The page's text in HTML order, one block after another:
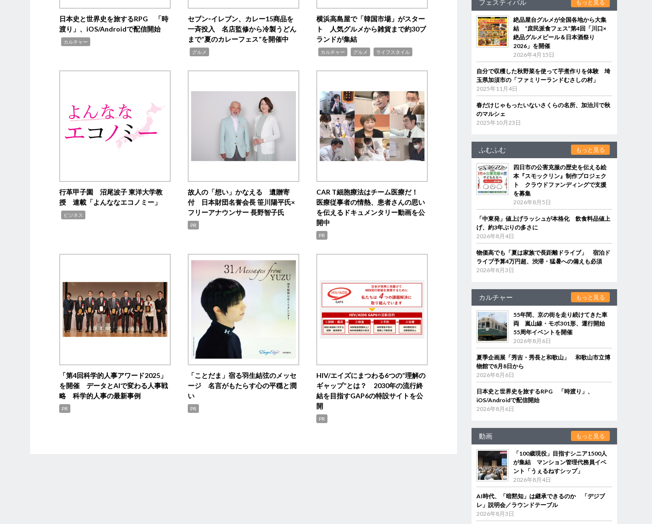
日本史と世界史を旅するRPG 「時
渡り」、iOS/Androidで配信開始
カルチャー
セブン‐イレブン、カレー15商品を
一斉投入 名店監修から冷製うどん
まで“夏のカレーフェス”を開催中
グルメ
横浜高島屋で「韓国市場」がスター
ト 人気グルメから雑貨まで約30ブ
ランドが集結
カルチャー グルメ ライフスタイル
行革甲子園 沼尾波子 東洋大学教
授 連載「よんななエコノミー」
ビジネス
故人の「想い」かなえる 遺贈寄
付 日本財団名誉会長 笹川陽平氏×
フリーアナウンサー 長野智子氏
PR
CAR T細胞療法はチーム医療だ！
医療従事者の情熱、患者さんの思い
を伝えるドキュメンタリー動画を公
開中
PR
「第4回科学的人事アワード2025」
を開催 データとAIで変わる人事戦
略 科学的人事の最新事例
PR
「ことだま」宿る羽生結弦のメッセ
ージ 名言がもたらす心の平穏と潤
い
PR
HIV/エイズにまつわる6つの“理解の
ギャップ”とは？ 2030年の流行終
結を目指すGAP6の特設サイトを公
開
PR
フェスティバル もっと見る
絶品屋台グルメが全国各地から大集
結 “庶民派食フェス”第4回「川口×
絶品グルメビール＆日本酒祭り
2026」を開催
2026年4月15日
自分で収穫した秋野菜を使って芋煮作りを体験 埼
玉県加須市の「ファミリーランドむさしの村」
2025年11月4日
春だけじゃもったいないさくらの名所、加治川で秋
のマルシェ
2025年10月23日
ふむふむ もっと見る
四日市の公害克服の歴史を伝える絵
本『スモックリン』制作プロジェク
ト クラウドファンディングで支援
を募集
2026年8月5日
「中東発」値上げラッシュが本格化 飲食料品値上
げ、約3年ぶりの多さに
2026年8月4日
物価高でも「夏は家族で長距離ドライブ」 宿泊ド
ライブ予算4万円超、渋滞・猛暑への備えも必須
2026年8月3日
カルチャー もっと見る
55年間、京の街を走り続けてきた車
両 嵐山線・モボ301形、運行開始
55周年イベントを開催
2026年8月6日
夏季企画展「秀吉・秀長と和歌山」 和歌山市立博
物館で8月8日から
2026年8月6日
日本史と世界史を旅するRPG 「時渡り」、
iOS/Androidで配信開始
2026年8月6日
動画 もっと見る
「100歳現役」目指すシニア1500人
が集結 マンション管理代務員イベ
ント「うぇるねすシップ」
2026年8月4日
AI時代、「暗黙知」は継承できるのか 「デジブ
レ」説明会／ラウンドテーブル
2026年8月3日